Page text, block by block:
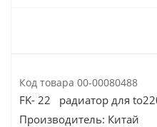
Код товара 00-00080488
FK- 22 радиатор для
Производитель: Китай